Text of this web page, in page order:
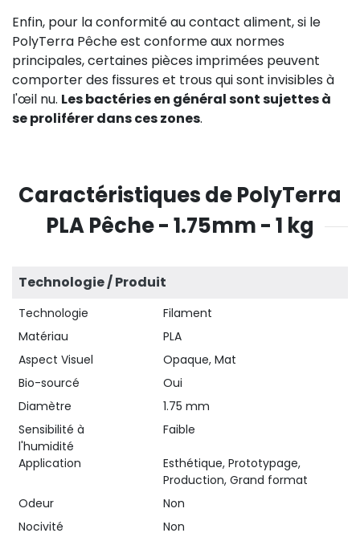
Enfin, pour la conformité au contact aliment, si le
PolyTerra Pêche est conforme aux normes
principales, certaines pièces imprimées peuvent
comporter des fissures et trous qui sont invisibles à
l'œil nu. Les bactéries en général sont sujettes à
se proliférer dans ces zones.
Caractéristiques de PolyTerra
PLA Pêche - 1.75mm - 1 kg
Technologie / Produit
Technologie
Filament
Matériau
PLA
Aspect Visuel
Opaque, Mat
Bio-sourcé
Oui
Diamètre
1.75 mm
Sensibilité à
l'humidité
Faible
Application
Esthétique, Prototypage,
Production, Grand format
Odeur
Non
Nocivité
Non